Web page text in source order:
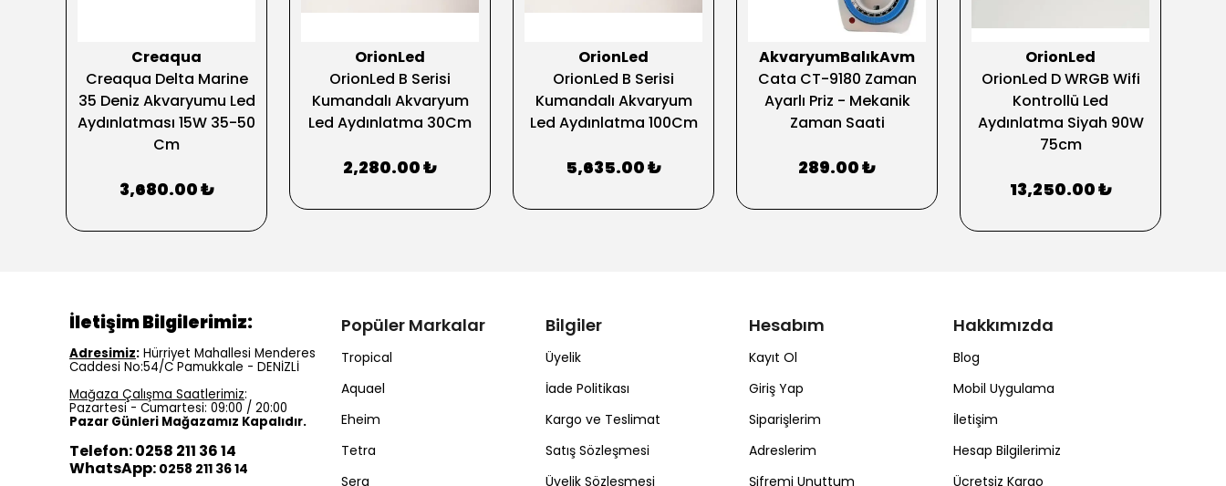
Creaqua
Creaqua Delta Marine
35 Deniz Akvaryumu Led
Aydınlatması 15W 35-50
Cm
3,680.00 ₺
OrionLed
OrionLed B Serisi
Kumandalı Akvaryum
Led Aydınlatma 30Cm
2,280.00 ₺
OrionLed
OrionLed B Serisi
Kumandalı Akvaryum
Led Aydınlatma 100Cm
5,635.00 ₺
AkvaryumBalıkAvm
Cata CT-9180 Zaman
Ayarlı Priz - Mekanik
Zaman Saati
289.00 ₺
OrionLed
OrionLed D WRGB Wifi
Kontrollü Led
Aydınlatma Siyah 90W
75cm
13,250.00 ₺
Popüler Markalar
Tropical
Aquael
Eheim
Tetra
Sera
Bilgiler
Üyelik
İade Politikası
Kargo ve Teslimat
Satış Sözleşmesi
Üyelik Sözleşmesi
Hesabım
Kayıt Ol
Giriş Yap
Siparişlerim
Adreslerim
Şifremi Unuttum
Hakkımızda
Blog
Mobil Uygulama
İletişim
Hesap Bilgilerimiz
Ücretsiz Kargo
İletişim Bilgilerimiz:
Adresimiz: Hürriyet Mahallesi Menderes
Caddesi No:54/C Pamukkale - DENİZLİ
Mağaza Çalışma Saatlerimiz:
Pazartesi - Cumartesi: 09:00 / 20:00
Pazar Günleri Mağazamız Kapalıdır.
Telefon: 0258 211 36 14
WhatsApp: 0258 211 36 14